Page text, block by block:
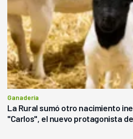
Ganadería
La Rural sumó otro nacimiento
"Carlos", el nuevo protagonista